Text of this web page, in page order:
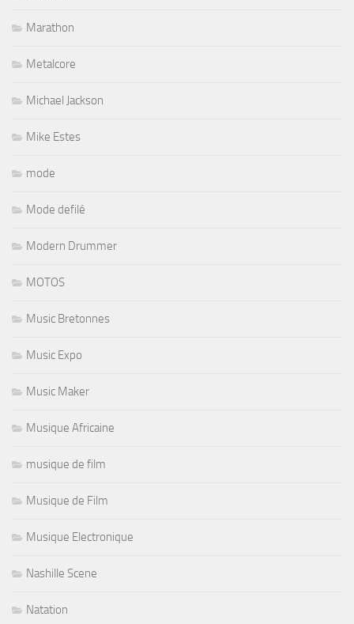
Marathon
Metalcore
Michael Jackson
Mike Estes
mode
Mode defilé
Modern Drummer
MOTOS
Music Bretonnes
Music Expo
Music Maker
Musique Africaine
musique de film
Musique de Film
Musique Electronique
Nashille Scene
Natation